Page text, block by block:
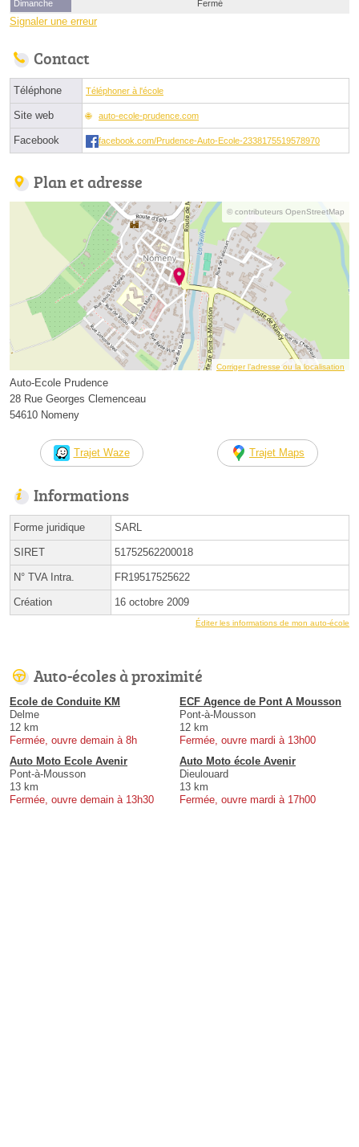
Dimanche
Fermé
Signaler une erreur
Contact
Téléphone Téléphoner à l'école
Site web auto-ecole-prudence.com
Facebook facebook.com/Prudence-Auto-Ecole-2338175519578970
Plan et adresse
© contributeurs OpenStreetMap
Corriger l’adresse ou la localisation
Auto-Ecole Prudence
28 Rue Georges Clemenceau
54610 Nomeny
Trajet Waze Trajet Maps
Informations
Forme juridique SARL
SIRET 51752562200018
N° TVA Intra. FR19517525622
Création 16 octobre 2009
Éditer les informations de mon auto-école
Auto-écoles à proximité
Ecole de Conduite KM
Delme
12 km
Fermée, ouvre demain à 8h
ECF Agence de Pont A Mousson
Pont-à-Mousson
12 km
Fermée, ouvre mardi à 13h00
Auto Moto Ecole Avenir
Pont-à-Mousson
13 km
Fermée, ouvre demain à 13h30
Auto Moto école Avenir
Dieulouard
13 km
Fermée, ouvre mardi à 17h00